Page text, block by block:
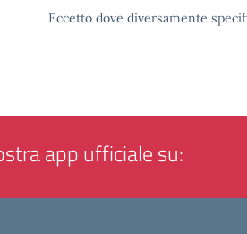
Eccetto dove diversamente
app ufficiale su: